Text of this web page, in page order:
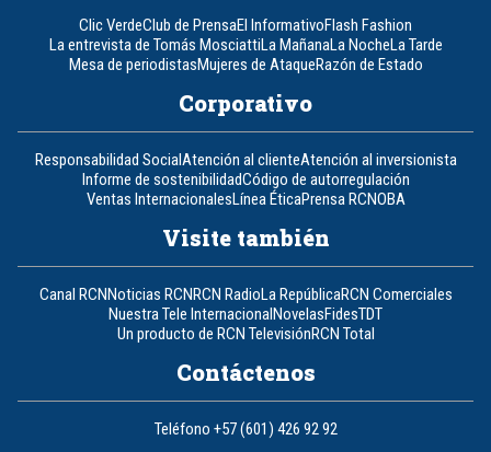
Clic VerdeClub de PrensaEl InformativoFlash Fashion
La entrevista de Tomás MosciattiLa MañanaLa NocheLa Tarde
Mesa de periodistasMujeres de AtaqueRazón de Estado
Corporativo
Responsabilidad SocialAtención al clienteAtención al inversionista
Informe de sostenibilidadCódigo de autorregulación
Ventas InternacionalesLínea ÉticaPrensa RCNOBA
Visite también
Canal RCN Noticias RCN RCN RadioLa RepúblicaRCN Comerciales
Nuestra Tele Internacional NovelasFidesTDT
Un producto de RCN TelevisiónRCN Total
Contáctenos
Teléfono +57 (601) 426 92 92